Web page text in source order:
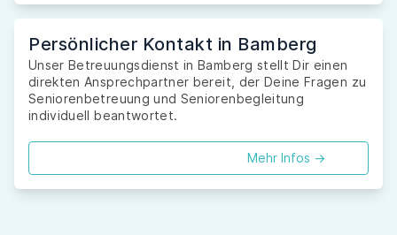
Persönlicher Kontakt in Bamberg
Unser Betreuungsdienst in Bamberg stellt Dir einen
direkten Ansprechpartner bereit, der Deine Fragen zu
Seniorenbetreuung und Seniorenbegleitung
individuell beantwortet.
Mehr Infos ->